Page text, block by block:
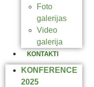
Foto
galerijas
Video
galerija
KONTAKTI
KONFERENCE
2025